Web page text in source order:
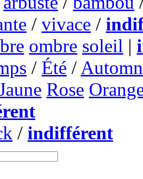
/ vivace /
ombre soleil |
/ Été /
Rose
/ indifférent